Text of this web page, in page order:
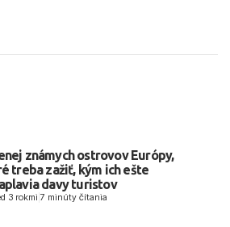
známych ostrovov Európy,
treba zažiť, kým ich ešte
davy turistov
3 rokmi |7 minúty čítania